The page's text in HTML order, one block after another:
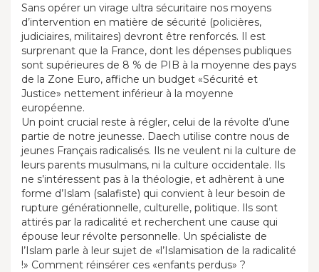
Sans opérer un virage ultra sécuritaire nos moyens
d’intervention en matière de sécurité (policières,
judiciaires, militaires) devront être renforcés. Il est
surprenant que la France, dont les dépenses publiques
sont supérieures de 8 % de PIB à la moyenne des pays
de la Zone Euro, affiche un budget «Sécurité et
Justice» nettement inférieur à la moyenne
européenne.
Un point crucial reste à régler, celui de la révolte d’une
partie de notre jeunesse. Daech utilise contre nous de
jeunes Français radicalisés. Ils ne veulent ni la culture de
leurs parents musulmans, ni la culture occidentale. Ils
ne s’intéressent pas à la théologie, et adhèrent à une
forme d’Islam (salafiste) qui convient à leur besoin de
rupture générationnelle, culturelle, politique. Ils sont
attirés par la radicalité et recherchent une cause qui
épouse leur révolte personnelle. Un spécialiste de
l’Islam parle à leur sujet de «l’Islamisation de la radicalité
!» Comment réinsérer ces «enfants perdus» ?